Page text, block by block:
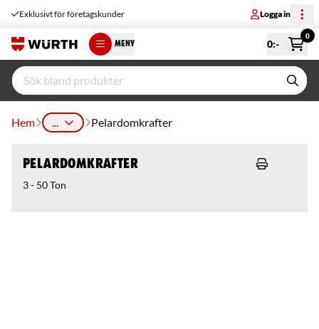
Exklusivt för företagskunder Logga in
MENY 0:-
0
Hem ... Pelardomkrafter
Pelardomkrafter
3 - 50 Ton